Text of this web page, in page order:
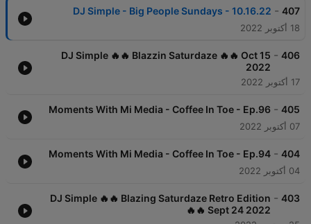
407
-
DJ Simple - Big People Sundays - 10.16.22
18 أكتوبر 2022
406
-
DJ Simple 🔥🔥 Blazzin Saturdaze 🔥🔥 Oct 15
2022
17 أكتوبر 2022
405
-
Moments With Mi Media - Coffee In Toe - Ep.96
07 أكتوبر 2022
404
-
Moments With Mi Media - Coffee In Toe - Ep.94
04 أكتوبر 2022
403
-
DJ Simple 🔥🔥 Blazing Saturdaze Retro Edition
🔥🔥 Sept 24 2022